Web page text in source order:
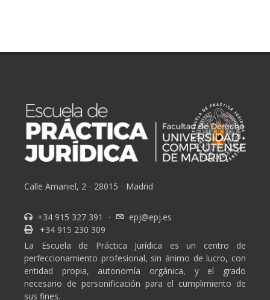
Calle Amaniel, 2 · 28015 · Madrid
+34 915 327 391 ·
epj@epj.es
+34 915 230 309
La Escuela de Práctica Jurídica es un centro de
perfeccionamiento profesional, sin ánimo de lucro, con
entidad propia, autonomía orgánica, y el grado
necesario de personificación para el cumplimiento de
sus fines.